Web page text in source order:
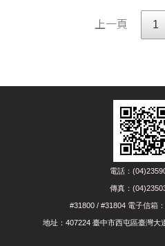
上一頁 1
電話：
傳真：
#31800 / #31804 電子信箱
地址：407224 臺中市西屯區臺灣大